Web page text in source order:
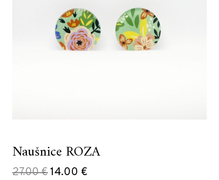
Naušnice ROZA
27.00€Original
14.00 €